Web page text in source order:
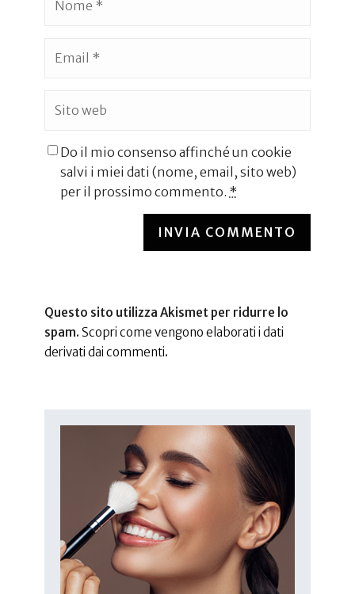
Do il mio consenso affinché un cookie
salvi i miei dati (nome, email, sito web)
per il prossimo commento. *
INVIA COMMENTO
Questo sito utilizza Akismet per ridurre lo
spam. Scopri come vengono elaborati i dati
derivati dai commenti.